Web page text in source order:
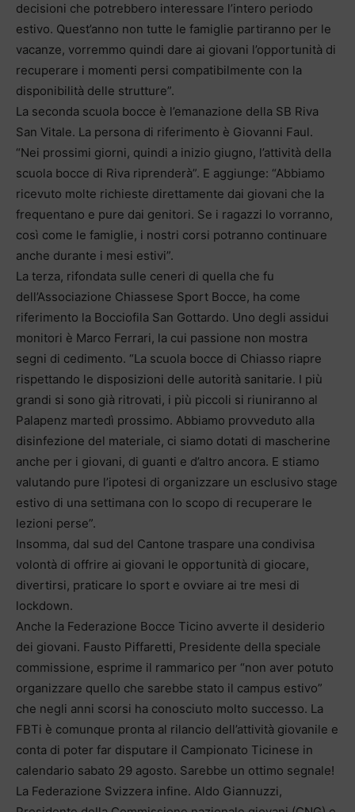
decisioni che potrebbero interessare l’intero periodo
estivo. Quest’anno non tutte le famiglie partiranno per le
vacanze, vorremmo quindi dare ai giovani l’opportunità di
recuperare i momenti persi compatibilmente con la
disponibilità delle strutture”.
La seconda scuola bocce è l’emanazione della SB Riva
San Vitale. La persona di riferimento è Giovanni Faul.
“Nei prossimi giorni, quindi a inizio giugno, l’attività della
scuola bocce di Riva riprenderà”. E aggiunge: “Abbiamo
ricevuto molte richieste direttamente dai giovani che la
frequentano e pure dai genitori. Se i ragazzi lo vorranno,
così come le famiglie, i nostri corsi potranno continuare
anche durante i mesi estivi”.
La terza, rifondata sulle ceneri di quella che fu
dell’Associazione Chiassese Sport Bocce, ha come
riferimento la Bocciofila San Gottardo. Uno degli assidui
monitori è Marco Ferrari, la cui passione non mostra
segni di cedimento. “La scuola bocce di Chiasso riapre
rispettando le disposizioni delle autorità sanitarie. I più
grandi si sono già ritrovati, i più piccoli si riuniranno al
Palapenz martedì prossimo. Abbiamo provveduto alla
disinfezione del materiale, ci siamo dotati di mascherine
anche per i giovani, di guanti e d’altro ancora. E stiamo
valutando pure l’ipotesi di organizzare un esclusivo stage
estivo di una settimana con lo scopo di recuperare le
lezioni perse”.
Insomma, dal sud del Cantone traspare una condivisa
volontà di offrire ai giovani le opportunità di giocare,
divertirsi, praticare lo sport e ovviare ai tre mesi di
lockdown.
Anche la Federazione Bocce Ticino avverte il desiderio
dei giovani. Fausto Piffaretti, Presidente della speciale
commissione, esprime il rammarico per “non aver potuto
organizzare quello che sarebbe stato il campus estivo”
che negli anni scorsi ha conosciuto molto successo. La
FBTi è comunque pronta al rilancio dell’attività giovanile e
conta di poter far disputare il Campionato Ticinese in
calendario sabato 29 agosto. Sarebbe un ottimo segnale!
La Federazione Svizzera infine. Aldo Giannuzzi,